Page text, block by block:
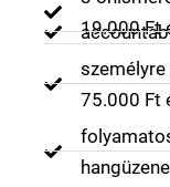
19.000 Ft
75.000 Ft